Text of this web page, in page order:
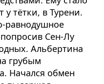
у тётки, в Турени.
равнодушное
Сен-Лу
Альбертина
грубым
Начался обмен